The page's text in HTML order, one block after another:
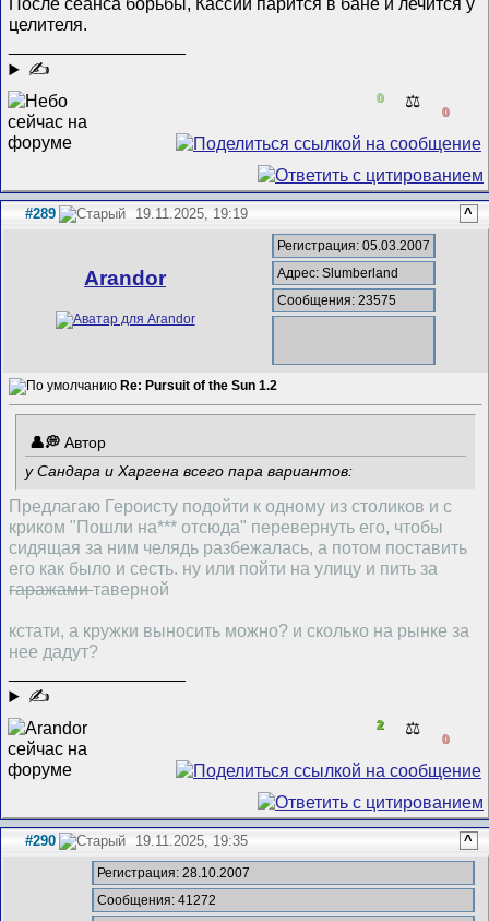
целителя.
✍
0 ⚖️
0
#289 19.11.2025, 19:19 ^
Arandor
Регистрация: 05.03.2007
Адрес: Slumberland
Сообщения: 23575
Re: Pursuit of the Sun 1.2
Автор
у Сандара и Харгена всего пара вариантов:
Предлагаю Героисту подойти к одному из столиков и с
криком "Пошли на*** отсюда" перевернуть его, чтобы
сидящая за ним челядь разбежалась, а потом поставить
его как было и сесть. ну или пойти на улицу и пить за
гаражамитаверной
кстати, а кружки выносить можно? и сколько на рынке за
нее дадут?
✍
2 ⚖️
0
#290 19.11.2025, 19:35 ^
Регистрация: 28.10.2007
Сообщения: 41272